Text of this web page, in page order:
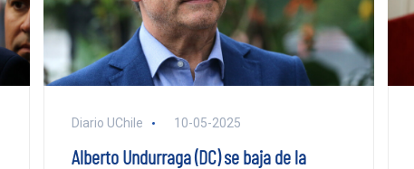
Diario UChile 10-05-2025
Alberto Undurraga (DC) se baja de la